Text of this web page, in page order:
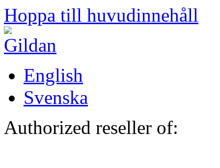
Hoppa till huvudinnehåll
English
Svenska
Authorized reseller of: